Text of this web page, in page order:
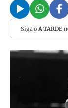
Siga o A TARDE